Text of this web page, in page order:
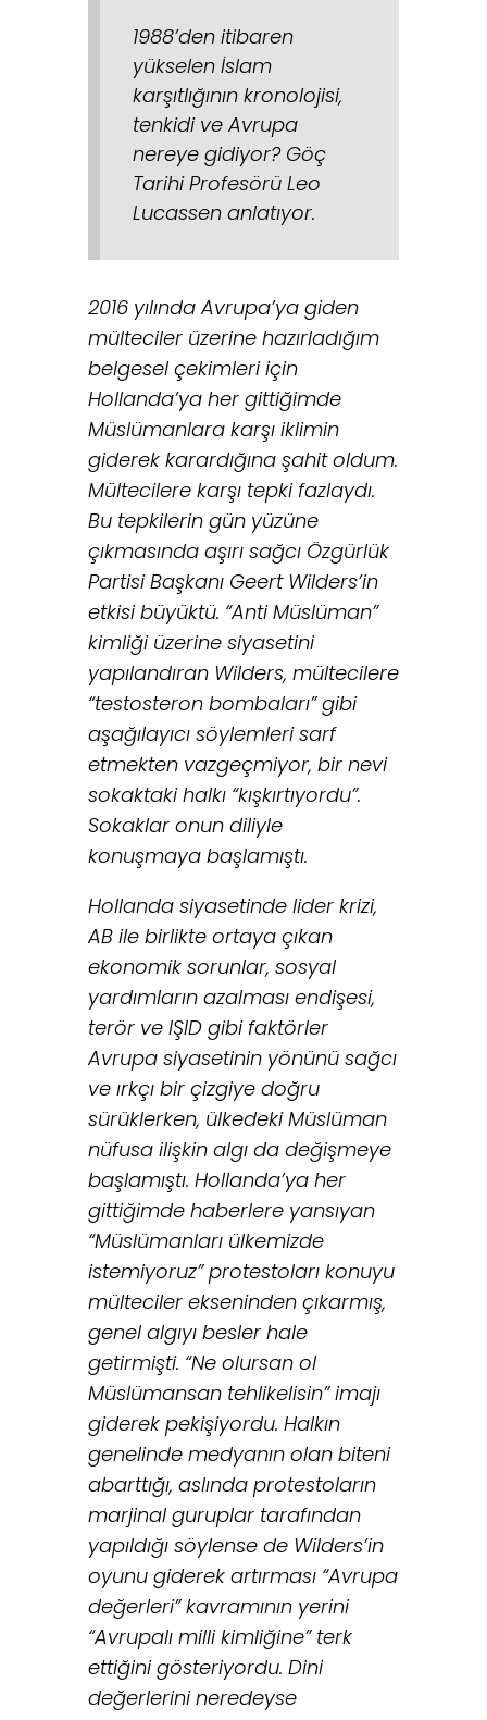
1988’den itibaren
yükselen İslam
karşıtlığının kronolojisi,
tenkidi ve Avrupa
nereye gidiyor? Göç
Tarihi Profesörü Leo
Lucassen anlatıyor.
2016 yılında Avrupa’ya giden
mülteciler üzerine hazırladığım
belgesel çekimleri için
Hollanda’ya her gittiğimde
Müslümanlara karşı iklimin
giderek karardığına şahit oldum.
Mültecilere karşı tepki fazlaydı.
Bu tepkilerin gün yüzüne
çıkmasında aşırı sağcı Özgürlük
Partisi Başkanı Geert Wilders’in
etkisi büyüktü. “Anti Müslüman”
kimliği üzerine siyasetini
yapılandıran Wilders, mültecilere
“testosteron bombaları” gibi
aşağılayıcı söylemleri sarf
etmekten vazgeçmiyor, bir nevi
sokaktaki halkı “kışkırtıyordu”.
Sokaklar onun diliyle
konuşmaya başlamıştı.
Hollanda siyasetinde lider krizi,
AB ile birlikte ortaya çıkan
ekonomik sorunlar, sosyal
yardımların azalması endişesi,
terör ve IŞID gibi faktörler
Avrupa siyasetinin yönünü sağcı
ve ırkçı bir çizgiye doğru
sürüklerken, ülkedeki Müslüman
nüfusa ilişkin algı da değişmeye
başlamıştı. Hollanda’ya her
gittiğimde haberlere yansıyan
“Müslümanları ülkemizde
istemiyoruz” protestoları konuyu
mülteciler ekseninden çıkarmış,
genel algıyı besler hale
getirmişti. “Ne olursan ol
Müslümansan tehlikelisin” imajı
giderek pekişiyordu. Halkın
genelinde medyanın olan biteni
abarttığı, aslında protestoların
marjinal guruplar tarafından
yapıldığı söylense de Wilders’in
oyunu giderek artırması “Avrupa
değerleri” kavramının yerini
“Avrupalı milli kimliğine” terk
ettiğini gösteriyordu. Dini
değerlerini neredeyse